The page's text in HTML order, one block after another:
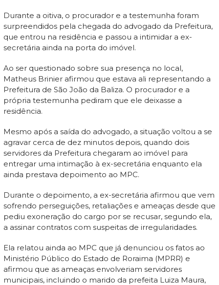
Durante a oitiva, o procurador e a testemunha foram
surpreendidos pela chegada do advogado da Prefeitura,
que entrou na residência e passou a intimidar a ex-
secretária ainda na porta do imóvel.
Ao ser questionado sobre sua presença no local,
Matheus Brinier afirmou que estava ali representando a
Prefeitura de São João da Baliza. O procurador e a
própria testemunha pediram que ele deixasse a
residência.
Mesmo após a saída do advogado, a situação voltou a se
agravar cerca de dez minutos depois, quando dois
servidores da Prefeitura chegaram ao imóvel para
entregar uma intimação à ex-secretária enquanto ela
ainda prestava depoimento ao MPC.
Durante o depoimento, a ex-secretária afirmou que vem
sofrendo perseguições, retaliações e ameaças desde que
pediu exoneração do cargo por se recusar, segundo ela,
a assinar contratos com suspeitas de irregularidades.
Ela relatou ainda ao MPC que já denunciou os fatos ao
Ministério Público do Estado de Roraima (MPRR) e
afirmou que as ameaças envolveriam servidores
municipais, incluindo o marido da prefeita Luiza Maura,